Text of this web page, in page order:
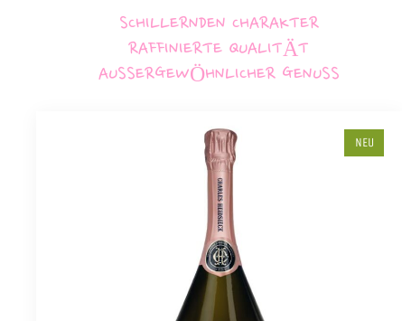
SCHILLERNDEN CHARAKTER
RAFFINIERTE QUALITÄT
AUSSERGEWÖHNLICHER GENUSS
NEU